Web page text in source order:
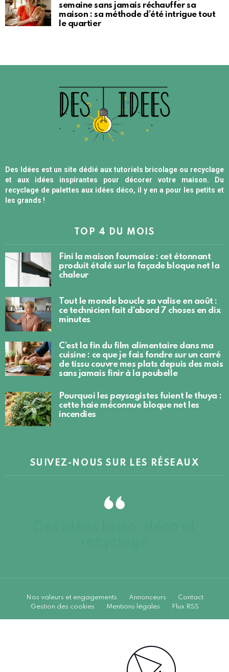
semaine sans jamais réchauffer sa
maison : sa méthode d’été intrigue tout
le quartier
Des Idées est un site dédié aux tutoriels bricolage ou recyclage
et aux idées inspirantes pour décorer votre maison. Du
recyclage de palettes aux idées déco, il y en a pour les petits et
les grands !
TOP 4 DU MOIS
Fini la maison fournaise : cet étonnant
produit étalé sur la façade bloque net la
chaleur
Tout le monde boucle sa valise en août :
ce technicien fait d’abord 7 choses en dix
minutes
C’est la fin du film alimentaire dans ma
cuisine : ce que je fais fondre sur un carré
de tissu couvre mes plats depuis des mois
sans jamais finir à la poubelle
Pourquoi les paysagistes fuient le thuya :
cette haie méconnue bloque net les
incendies
SUIVEZ-NOUS SUR LES RÉSEAUX
Nos valeurs et engagements Annonceurs
Contact
Gestion des cookies
Mentions légales Flux RSS